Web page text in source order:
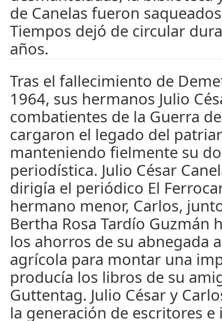
de Canelas fueron
Tiempos dejó de circular
años.
Tras el fallecimiento de
1964, sus hermanos Julio
combatientes de la Guerra
cargaron el legado del
manteniendo fielmente su
periodística. Julio César
dirigía el periódico El
hermano menor, Carlos,
Bertha Rosa Tardío Guzmán
los ahorros de su abnegada
agrícola para montar una
producía los libros de su
Guttentag. Julio César y
la generación de escritores